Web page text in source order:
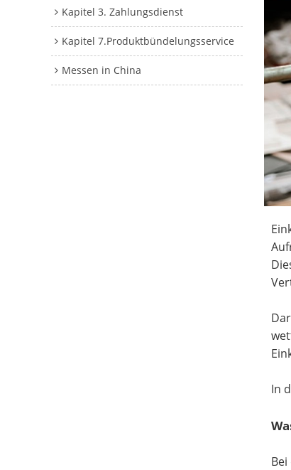
Kapitel 3. Zahlungsdienst
Kapitel 7.Produktbündelungsservice
Messen in China
In